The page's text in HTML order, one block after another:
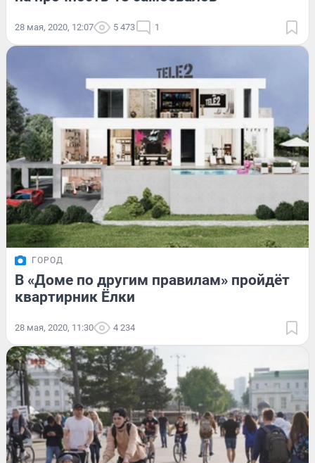
28 мая, 2020, 12:07 5 473 1
ГОРОД
В «Доме по другим правилам» пройдёт
квартирник Ёлки
28 мая, 2020, 11:30 4 234